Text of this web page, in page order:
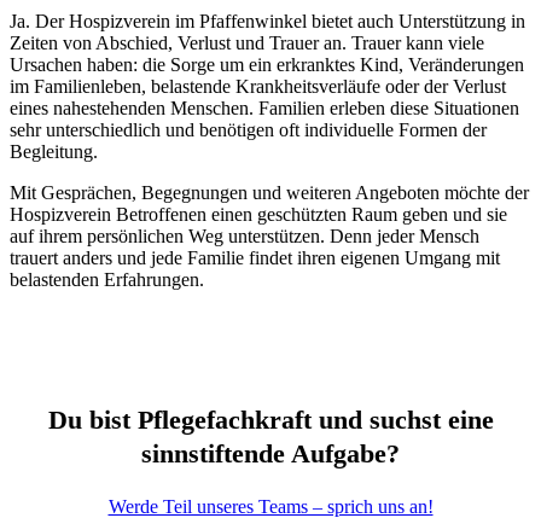
Ja. Der Hospizverein im Pfaffenwinkel bietet auch Unterstützung in
Zeiten von Abschied, Verlust und Trauer an. Trauer kann viele
Ursachen haben: die Sorge um ein erkranktes Kind, Veränderungen
im Familienleben, belastende Krankheitsverläufe oder der Verlust
eines nahestehenden Menschen. Familien erleben diese Situationen
sehr unterschiedlich und benötigen oft individuelle Formen der
Begleitung.
Mit Gesprächen, Begegnungen und weiteren Angeboten möchte der
Hospizverein Betroffenen einen geschützten Raum geben und sie
auf ihrem persönlichen Weg unterstützen. Denn jeder Mensch
trauert anders und jede Familie findet ihren eigenen Umgang mit
belastenden Erfahrungen.
Du bist Pflegefachkraft und suchst eine
sinnstiftende Aufgabe?
Werde Teil unseres Teams – sprich uns an!